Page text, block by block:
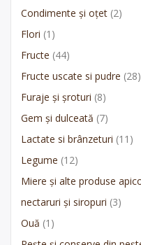
Condimente și oțet (2)
Flori (1)
Fructe (44)
Fructe uscate si pudre (28)
Furaje și șroturi (8)
Gem și dulceată (7)
Lactate si brânzeturi (11)
Legume (12)
Miere și alte produse
nectaruri și siropuri (3)
Ouă (1)